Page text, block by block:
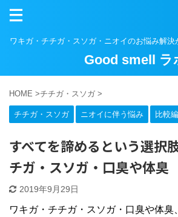
ワキガ・チチガ・スソガ・ニオイのお悩み解
Good smell ラ
HOME >チチガ・スソガ >
チチガ・スソガ ニオイに伴う悩み 比較編
すべてを諦めるという選択
チガ・スソガ・口臭や体臭
2019年9月29日
ワキガ・チチガ・スソガ・口臭や体臭